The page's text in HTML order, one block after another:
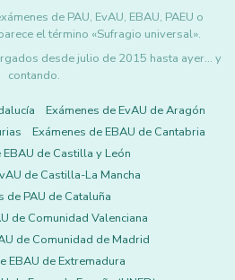
de PAU, EvAU, EBAU, PAEU o
el término «Sufragio universal».
desde julio de 2015 hasta ayer... y
contando.
Exámenes de EvAU de Aragón
Exámenes de EBAU de Cantabria
EBAU de Castilla y León
de Castilla-La Mancha
de PAU de Cataluña
de Comunidad Valenciana
de Comunidad de Madrid
EBAU de Extremadura